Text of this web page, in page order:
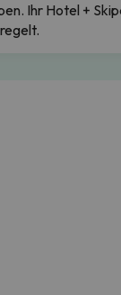
Ihr Hotel +